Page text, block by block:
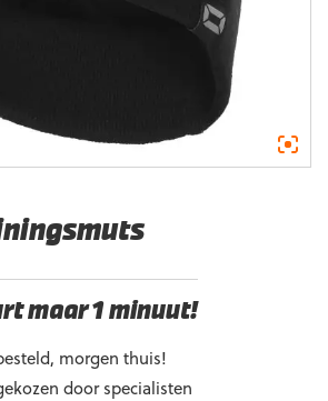
maar 1 minuut!
morgen thuis!
door specialisten